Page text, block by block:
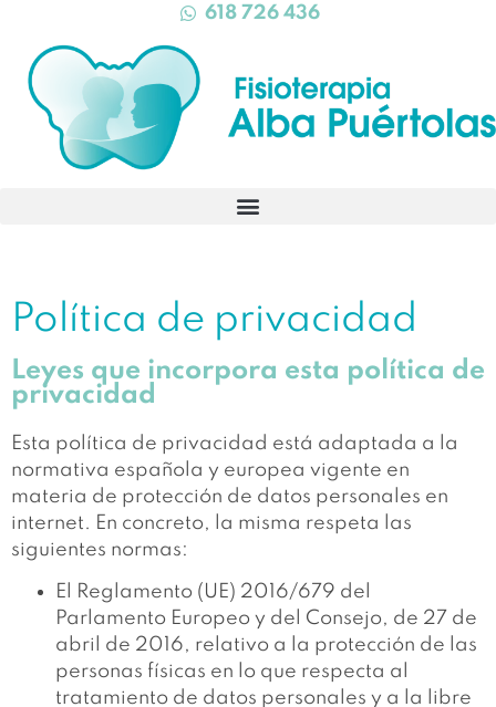
618 726 436
Política de privacidad
Leyes que incorpora esta política de
privacidad
Esta política de privacidad está adaptada a la
normativa española y europea vigente en
materia de protección de datos personales en
internet. En concreto, la misma respeta las
siguientes normas:
El Reglamento (UE) 2016/679 del
Parlamento Europeo y del Consejo, de 27 de
abril de 2016, relativo a la protección de las
personas físicas en lo que respecta al
tratamiento de datos personales y a la libre